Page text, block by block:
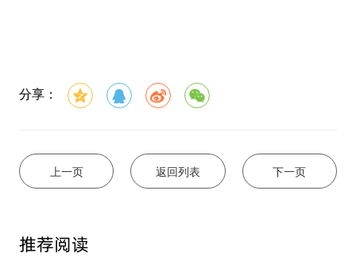
分享：
上一页 返回列表 下一页
推荐阅读